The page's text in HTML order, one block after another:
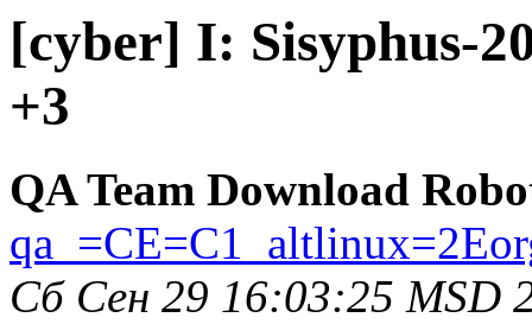
[cyber] I: Sisyphus-
+3
QA Team Download
Сб Сен 29 16:03:25 MSD